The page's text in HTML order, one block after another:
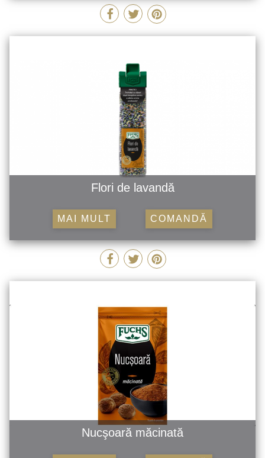
Flori de lavandă
MAI MULT COMANDĂ
Nucşoară măcinată